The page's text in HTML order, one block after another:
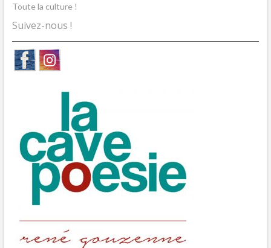
Toute la culture !
Suivez-nous !